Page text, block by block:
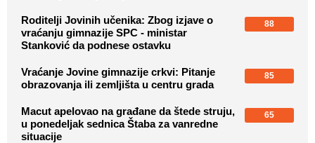
Roditelji Jovinih učenika: Zbog izjave o
vraćanju gimnazije SPC - ministar
Stanković da podnese ostavku
88
Vraćanje Jovine gimnazije crkvi: Pitanje
obrazovanja ili zemljišta u centru grada
85
Macut apelovao na građane da štede struju,
u ponedeljak sednica Štaba za vanredne
situacije
65